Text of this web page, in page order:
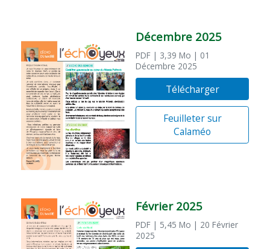
Décembre 2025
PDF | 3,39 Mo | 01
Décembre 2025
Télécharger
Feuilleter sur
Calaméo
Février 2025
PDF | 5,45 Mo | 20 Février
2025